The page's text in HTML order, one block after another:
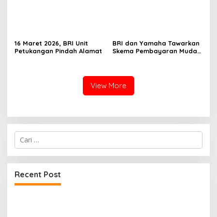
16 Maret 2026, BRI Unit
Petukangan Pindah Alamat
BRI dan Yamaha Tawarkan
Skema Pembayaran Mudah
View More
Cari
untuk:
Recent Post